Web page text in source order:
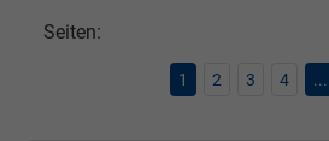
Seiten:
1 2 3 4 ...